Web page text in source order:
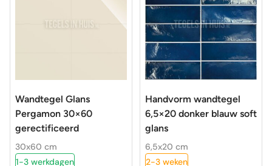
Wandtegel Glans
Pergamon 30×60
gerectificeerd
30x60 cm
1-3 werkdagen
Handvorm wandtegel
6,5×20 donker blauw soft
glans
6,5x20 cm
2-3 weken